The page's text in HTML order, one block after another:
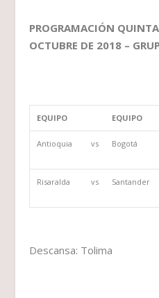
PROGRAMACIÓN
OCTUBRE DE 2018 –
EQUIPO EQUIPO
Antioquia vs Bogotá
Risaralda vs Santander
Descansa: Tolima